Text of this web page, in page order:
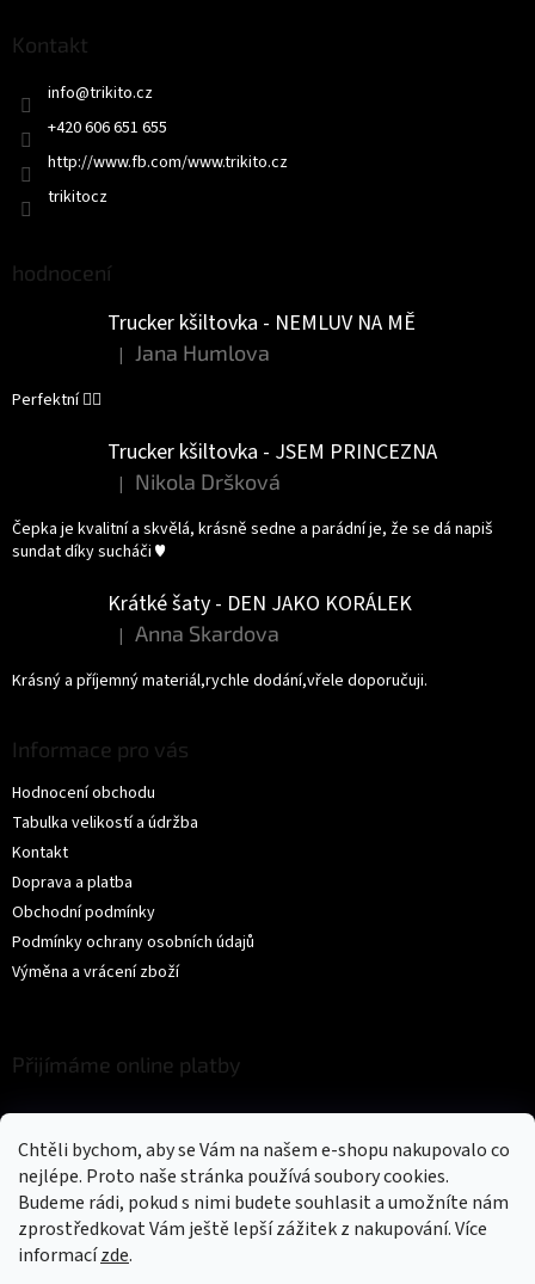
Chtěli bychom, aby se Vám na našem e-shopu nakupovalo co
nejlépe. Proto naše stránka používá soubory cookies.
Budeme rádi, pokud s nimi budete souhlasit a umožníte nám
zprostředkovat Vám ještě lepší zážitek z nakupování.Více
informacízde.
Kontakt
info@trikito.cz
+420 606 651 655
http://www.fb.com/www.trikito.cz
trikitocz
hodnocení
Trucker kšiltovka - NEMLUV NA MĚ
Hodnocení produktu je 5 z 5 hvězdiček.
| Jana Humlova
Perfektní 👌🏻
Trucker kšiltovka - JSEM PRINCEZNA
Hodnocení produktu je 5 z 5 hvězdiček.
| Nikola Dršková
Čepka je kvalitní a skvělá, krásně sedne a parádní je, že se dá napiš
sundat díky sucháči ♥️
Krátké šaty - DEN JAKO KORÁLEK
Hodnocení produktu je 5 z 5 hvězdiček.
| Anna Skardova
Krásný a příjemný materiál,rychle dodání,vřele doporučuji.
Informace pro vás
Hodnocení obchodu
Tabulka velikostí a údržba
Kontakt
Doprava a platba
Obchodní podmínky
Podmínky ochrany osobních údajů
Výměna a vrácení zboží
Přijímáme online platby
Vytvořil Shoptet